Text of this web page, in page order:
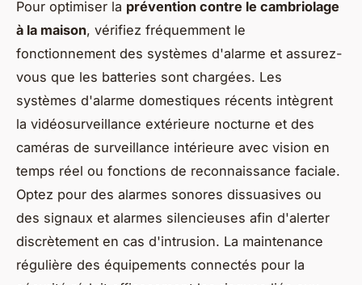
Pour optimiser la prévention contre le cambriolage
à la maison, vérifiez fréquemment le
fonctionnement des systèmes d'alarme et assurez-
vous que les batteries sont chargées. Les
systèmes d'alarme domestiques récents intègrent
la vidéosurveillance extérieure nocturne et des
caméras de surveillance intérieure avec vision en
temps réel ou fonctions de reconnaissance faciale.
Optez pour des alarmes sonores dissuasives ou
des signaux et alarmes silencieuses afin d'alerter
discrètement en cas d'intrusion. La maintenance
régulière des équipements connectés pour la